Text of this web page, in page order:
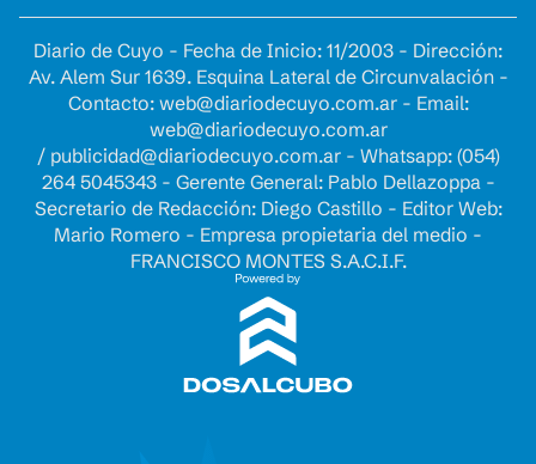
Diario de Cuyo - Fecha de Inicio: 11/2003 - Dirección:
Av. Alem Sur 1639. Esquina Lateral de Circunvalación -
Contacto: web@diariodecuyo.com.ar- Email:
web@diariodecuyo.com.ar
/ publicidad@diariodecuyo.com.ar- Whatsapp: (054)
264 5045343 - Gerente General: Pablo Dellazoppa -
Secretario de Redacción: Diego Castillo - Editor Web:
Mario Romero - Empresa propietaria del medio -
FRANCISCO MONTES S.A.C.I.F.